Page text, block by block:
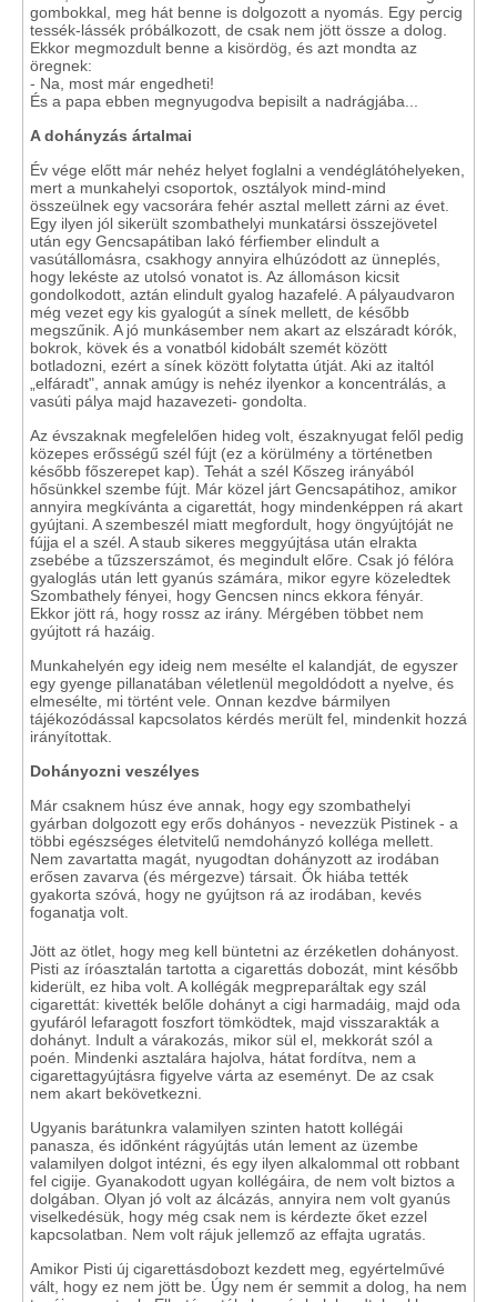
gombokkal, meg hát benne is dolgozott a nyomás. Egy percig
tessék-lássék próbálkozott, de csak nem jött össze a dolog.
Ekkor megmozdult benne a kisördög, és azt mondta az
öregnek:
- Na, most már engedheti!
És a papa ebben megnyugodva bepisilt a nadrágjába...
A dohányzás ártalmai
Év vége előtt már nehéz helyet foglalni a vendéglátóhelyeken,
mert a munkahelyi csoportok, osztályok mind-mind
összeülnek egy vacsorára fehér asztal mellett zárni az évet.
Egy ilyen jól sikerült szombathelyi munkatársi összejövetel
után egy Gencsapátiban lakó férfiember elindult a
vasútállomásra, csakhogy annyira elhúzódott az ünneplés,
hogy lekéste az utolsó vonatot is. Az állomáson kicsit
gondolkodott, aztán elindult gyalog hazafelé. A pályaudvaron
még vezet egy kis gyalogút a sínek mellett, de később
megszűnik. A jó munkásember nem akart az elszáradt kórók,
bokrok, kövek és a vonatból kidobált szemét között
botladozni, ezért a sínek között folytatta útját. Aki az italtól
„elfáradt", annak amúgy is nehéz ilyenkor a koncentrálás, a
vasúti pálya majd hazavezeti- gondolta.
Az évszaknak megfelelően hideg volt, északnyugat felől pedig
közepes erősségű szél fújt (ez a körülmény a történetben
később főszerepet kap). Tehát a szél Kőszeg irányából
hősünkkel szembe fújt. Már közel járt Gencsapátihoz, amikor
annyira megkívánta a cigarettát, hogy mindenképpen rá akart
gyújtani. A szembeszél miatt megfordult, hogy öngyújtóját ne
fújja el a szél. A staub sikeres meggyújtása után elrakta
zsebébe a tűzszerszámot, és megindult előre. Csak jó félóra
gyaloglás után lett gyanús számára, mikor egyre közeledtek
Szombathely fényei, hogy Gencsen nincs ekkora fényár.
Ekkor jött rá, hogy rossz az irány. Mérgében többet nem
gyújtott rá hazáig.
Munkahelyén egy ideig nem mesélte el kalandját, de egyszer
egy gyenge pillanatában véletlenül megoldódott a nyelve, és
elmesélte, mi történt vele. Onnan kezdve bármilyen
tájékozódással kapcsolatos kérdés merült fel, mindenkit hozzá
irányítottak.
Dohányozni veszélyes
Már csaknem húsz éve annak, hogy egy szombathelyi
gyárban dolgozott egy erős dohányos - nevezzük Pistinek - a
többi egészséges életvitelű nemdohányzó kolléga mellett.
Nem zavartatta magát, nyugodtan dohányzott az irodában
erősen zavarva (és mérgezve) társait. Ők hiába tették
gyakorta szóvá, hogy ne gyújtson rá az irodában, kevés
foganatja volt.
Jött az ötlet, hogy meg kell büntetni az érzéketlen dohányost.
Pisti az íróasztalán tartotta a cigarettás dobozát, mint később
kiderült, ez hiba volt. A kollégák megpreparáltak egy szál
cigarettát: kivették belőle dohányt a cigi harmadáig, majd oda
gyufáról lefaragott foszfort tömködtek, majd visszarakták a
dohányt. Indult a várakozás, mikor sül el, mekkorát szól a
poén. Mindenki asztalára hajolva, hátat fordítva, nem a
cigarettagyújtásra figyelve várta az eseményt. De az csak
nem akart bekövetkezni.
Ugyanis barátunkra valamilyen szinten hatott kollégái
panasza, és időnként rágyújtás után lement az üzembe
valamilyen dolgot intézni, és egy ilyen alkalommal ott robbant
fel cigije. Gyanakodott ugyan kollégáira, de nem volt biztos a
dolgában. Olyan jó volt az álcázás, annyira nem volt gyanús
viselkedésük, hogy még csak nem is kérdezte őket ezzel
kapcsolatban. Nem volt rájuk jellemző az effajta ugratás.
Amikor Pisti új cigarettásdobozt kezdett meg, egyértelművé
vált, hogy ez nem jött be. Úgy nem ér semmit a dolog, ha nem